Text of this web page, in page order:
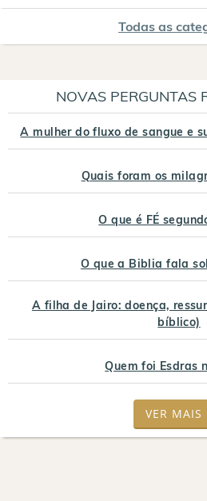
Todas as
NOVAS PERGUNTAS
A mulher do fluxo de sangue e
Quais foram os
O que é FÉ
O que a Biblia fala
A filha de Jairo: doença,
bíblico)
Quem foi Esdras
VER MAIS